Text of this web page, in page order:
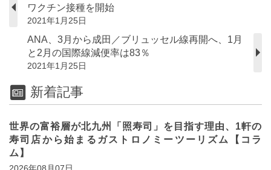
ワクチン接種を開始
2021年1月25日
ANA、3月から成田／ブリュッセル線再開へ、1月
と2月の国際線減便率は83％
2021年1月25日
新着記事
世界の富裕層が北九州「照寿司」を目指す理由、1軒の
寿司店から始まるガストロノミーツーリズム【コラ
ム】